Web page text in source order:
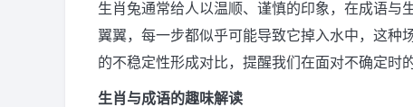
生肖兔通常给人以温顺、谨慎的印象，在成语与
翼翼，每一步都似乎可能导致它掉入水中，这种
的不稳定性形成对比，提醒我们在面对不确定时
生肖与成语的趣味解读